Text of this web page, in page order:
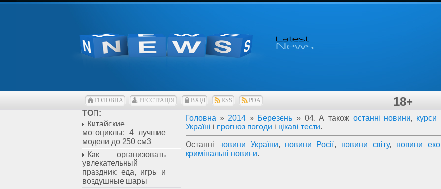
ГОЛОВНА РЕЄСТРАЦІЯ ВХІД RSS PDA 18+
ТОП:
Китайские
мотоциклы: 4 лучшие
модели до 250 см3
Как организовать
увлекательный
праздник: еда, игры и
воздушные шары
Головна » 2014 » Березень » 04. А також останні новини, курси
Україні і прогноз погоди і цікаві тести.
Останні новини України, новини Росії, новини світу, новини
кримінальні новини.